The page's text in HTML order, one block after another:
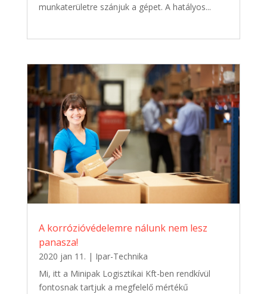
munkaterületre szánjuk a gépet. A hatályos...
A korrózióvédelemre nálunk nem lesz
panasza!
2020 jan 11. | Ipar-Technika
Mi, itt a Minipak Logisztikai Kft-ben rendkívül
fontosnak tartjuk a megfelelő mértékű